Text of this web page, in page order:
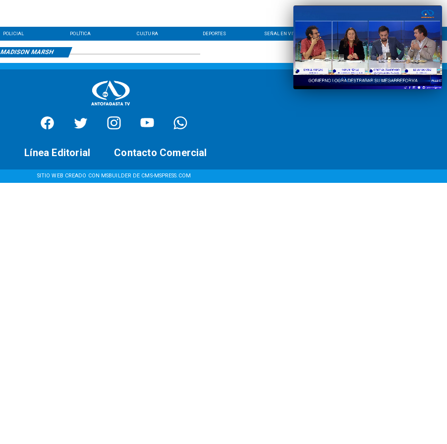
POLICIAL POLÍTICA CULTURA DEPORTES SEÑAL EN VIVO CONTACTO LÍNEA EDITORIAL
MADISON MARSH
SITIO WEB CREADO CON MSBUILDER DE CMS-MSPRESS.COM
Contacto Comercial
Línea Editorial